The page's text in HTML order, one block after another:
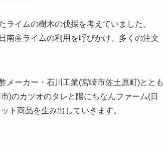
イムの樹木の伐採を考えていました。
南産ライムの利用を呼びかけ、多くの注文
メーカー・石川工業(宮崎市佐土原町)とと
)のカツオのタレと陽にちなんファーム(日
ト商品を生み出していきます。